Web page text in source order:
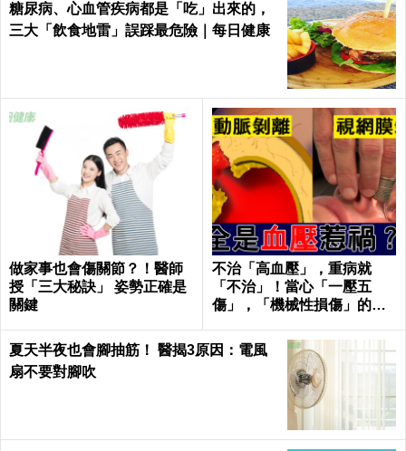
糖尿病、心血管疾病都是「吃」出來的，
三大「飲食地雷」誤踩最危險｜每日健康
做家事也會傷關節？！醫師
授「三大秘訣」 姿勢正確是
關鍵
不治「高血壓」，重病就
「不治」！當心「一壓五
傷」，「機械性損傷」的血
夏天半夜也會腳抽筋！ 醫揭3原因：電風
扇不要對腳吹